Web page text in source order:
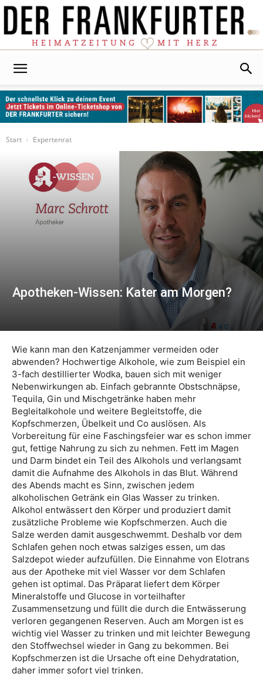
Start
Expertenrat
Apotheken-Wissen: Kater am Morgen?
Wie kann man den Katzenjammer vermeiden oder
abwenden? Hochwertige Alkohole, wie zum Beispiel ein
3-fach destillierter Wodka, bauen sich mit weniger
Nebenwirkungen ab. Einfach gebrannte Obstschnäpse,
Tequila, Gin und Mischgetränke haben mehr
Begleitalkohole und weitere Begleitstoffe, die
Kopfschmerzen, Übelkeit und Co auslösen. Als
Vorbereitung für eine Faschingsfeier war es schon immer
gut, fettige Nahrung zu sich zu nehmen. Fett im Magen
und Darm bindet ein Teil des Alkohols und verlangsamt
damit die Aufnahme des Alkohols in das Blut. Während
des Abends macht es Sinn, zwischen jedem
alkoholischen Getränk ein Glas Wasser zu trinken.
Alkohol entwässert den Körper und produziert damit
zusätzliche Probleme wie Kopfschmerzen. Auch die
Salze werden damit ausgeschwemmt. Deshalb vor dem
Schlafen gehen noch etwas salziges essen, um das
Salzdepot wieder aufzufüllen. Die Einnahme von Elotrans
aus der Apotheke mit viel Wasser vor dem Schlafen
gehen ist optimal. Das Präparat liefert dem Körper
Mineralstoffe und Glucose in vorteilhafter
Zusammensetzung und füllt die durch die Entwässerung
verloren gegangenen Reserven. Auch am Morgen ist es
wichtig viel Wasser zu trinken und mit leichter Bewegung
den Stoffwechsel wieder in Gang zu bekommen. Bei
Kopfschmerzen ist die Ursache oft eine Dehydratation,
daher immer sofort viel trinken.